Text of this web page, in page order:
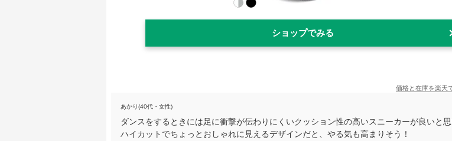
ショップでみる
価格と在庫を楽天
あかり(40代・女性)
ダンスをするときには足に衝撃が伝わりにくいクッション性の高いスニーカーが良いと思
ハイカットでちょっとおしゃれに見えるデザインだと、やる気も高まりそう！